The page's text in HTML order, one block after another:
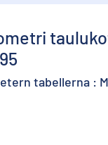
tabellerna :